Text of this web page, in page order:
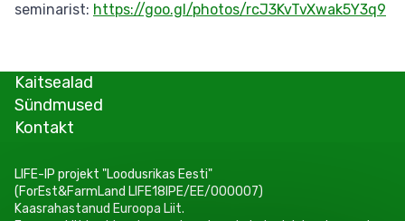
seminarist: https://goo.gl/photos/rcJ3KvTvXwak5Y3q9
Kaitsealad
Sündmused
Kontakt
LIFE-IP projekt "Loodusrikas Eesti"
(ForEst&FarmLand LIFE18IPE/EE/000007)
Kaasrahastanud Euroopa Liit.